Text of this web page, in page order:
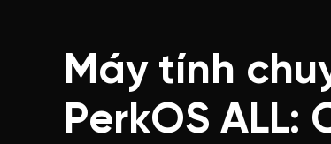
Máy tính
PerkOS ALL: